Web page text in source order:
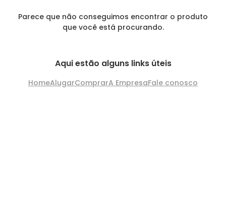
Parece que não conseguimos encontrar o produto
que você está procurando.
Aqui estão alguns links úteis
HomeAlugarComprarA EmpresaFale conosco